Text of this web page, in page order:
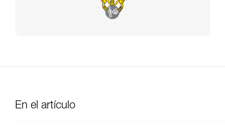
En el artículo